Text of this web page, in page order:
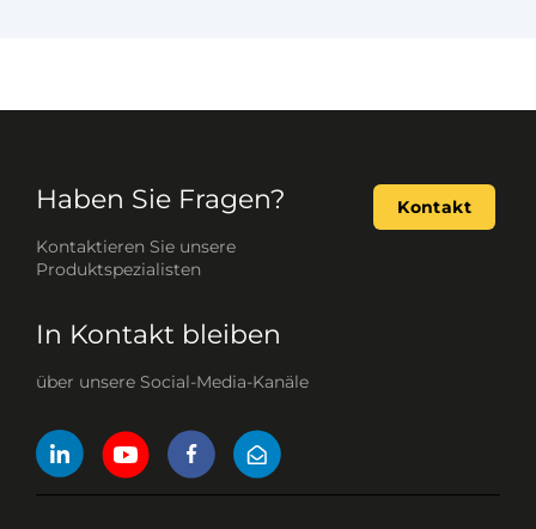
Haben Sie Fragen?
Kontaktieren Sie unsere
Produktspezialisten
Kontakt
In Kontakt bleiben
über unsere Social-Media-Kanäle